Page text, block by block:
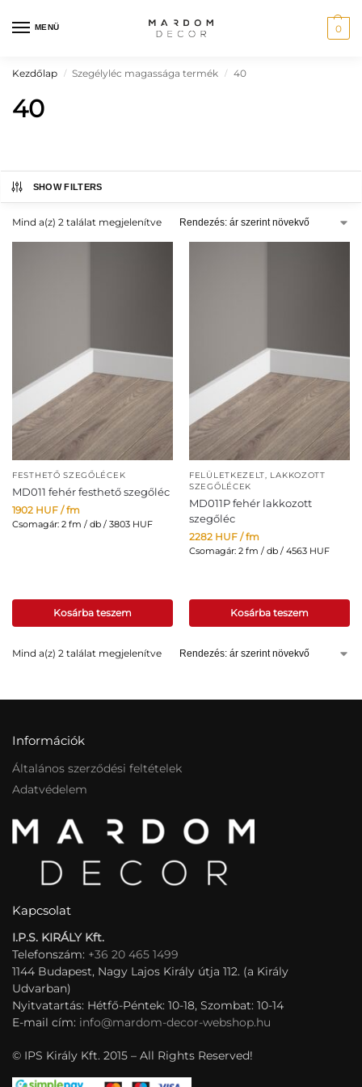
MENÜ 0
Kezdőlap / Szegélyléc magassága termék / 40
40
SHOW FILTERS
Mind a(z) 2 találat megjelenítve
FESTHETŐ SZEGŐLÉCEK
MD011 fehér festhető szegőléc
1902 HUF / fm
Csomagár: 2 fm / db / 3803 HUF
Kosárba teszem
FELÜLETKEZELT, LAKKOZOTT
SZEGŐLÉCEK
MD011P fehér lakkozott
szegőléc
2282 HUF / fm
Csomagár: 2 fm / db / 4563 HUF
Kosárba teszem
Mind a(z) 2 találat megjelenítve
Információk
Általános szerződési feltételek
Adatvédelem
Kapcsolat
I.P.S. KIRÁLY Kft.
Telefonszám: +36 20 465 1499
1144 Budapest, Nagy Lajos Király útja 112. (a Király
Udvarban)
Nyitvatartás: Hétfő-Péntek: 10-18, Szombat: 10-14
E-mail cím: info@mardom-decor-webshop.hu
© IPS Király Kft. 2015 – All Rights Reserved!